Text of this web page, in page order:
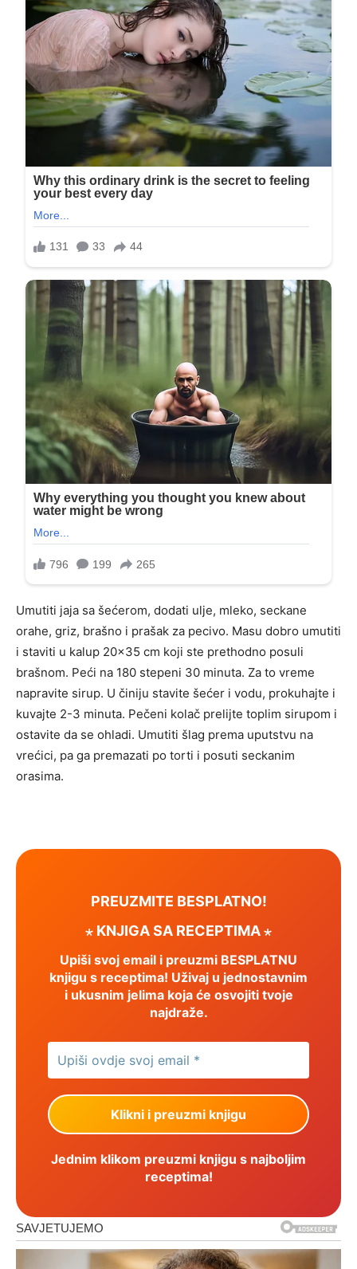
Umutiti jaja sa šećerom, dodati ulje, mleko, seckane
orahe, griz, brašno i prašak za pecivo. Masu dobro umutiti
i staviti u kalup 20×35 cm koji ste prethodno posuli
brašnom. Peći na 180 stepeni 30 minuta. Za to vreme
napravite sirup. U činiju stavite šećer i vodu, prokuhajte i
kuvajte 2-3 minuta. Pečeni kolač prelijte toplim sirupom i
ostavite da se ohladi. Umutiti šlag prema uputstvu na
vrećici, pa ga premazati po torti i posuti seckanim
orasima.
PREUZMITE BESPLATNO!
⋆ KNJIGA SA RECEPTIMA ⋆
Upiši svoj email i preuzmi BESPLATNU
knjigu s receptima! Uživaj u jednostavnim
i ukusnim jelima koja će osvojiti tvoje
najdraže.
Jednim klikom preuzmi knjigu s najboljim
receptima!